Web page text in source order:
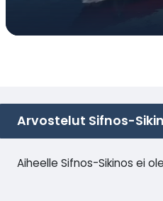
Arvostelut Sifnos-
Aiheelle Sifnos-Sikinos ei